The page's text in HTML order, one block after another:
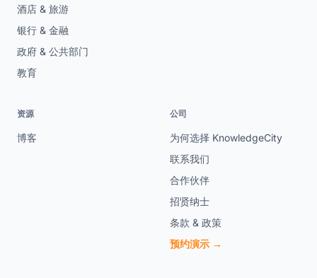
酒店 & 旅游
银行 & 金融
政府 & 公共部门
教育
资源
博客
公司
为何选择 KnowledgeCity
联系我们
合作伙伴
招贤纳士
条款 & 政策
预约演示 →